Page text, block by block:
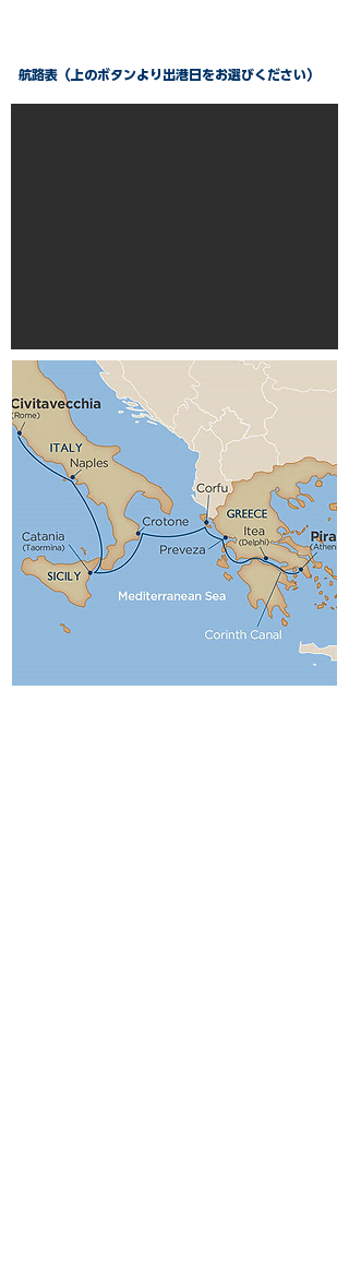
航路表（上のボタンより出港日をお選びください）